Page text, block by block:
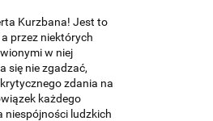
Kurzbana! Jest to
przez niektórych
w niej
się nie zgadzać,
zdania na
każdego
niespójności ludzkich